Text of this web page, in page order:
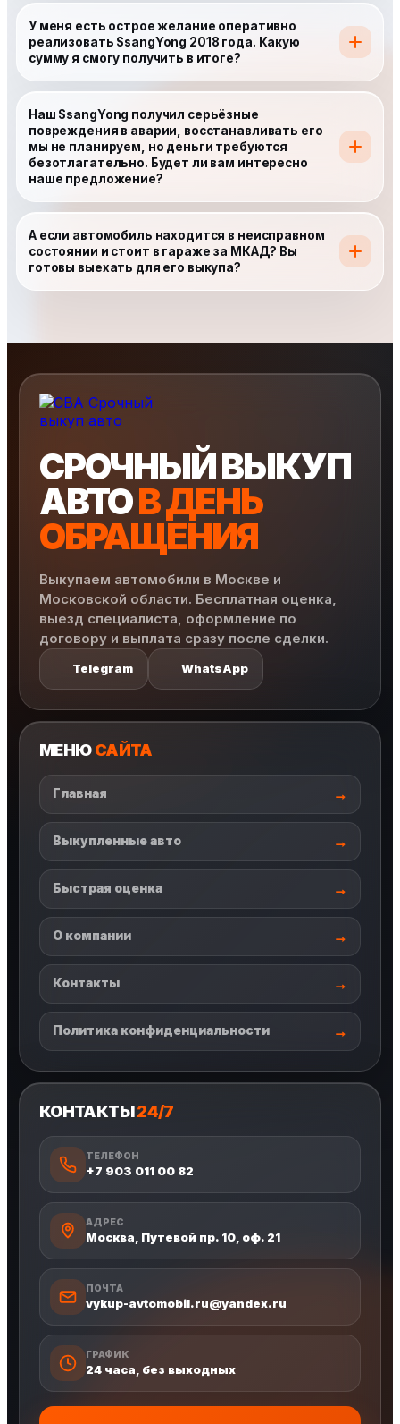
У меня есть острое желание оперативно
реализовать SsangYong 2018 года. Какую
сумму я смогу получить в итоге?
Наш SsangYong получил серьёзные
повреждения в аварии, восстанавливать его
мы не планируем, но деньги требуются
безотлагательно. Будет ли вам интересно
наше предложение?
А если автомобиль находится в неисправном
состоянии и стоит в гараже за МКАД? Вы
готовы выехать для его выкупа?
СРОЧНЫЙ ВЫКУП
АВТОВ ДЕНЬ
ОБРАЩЕНИЯ
Выкупаем автомобили в Москве и
Московской области. Бесплатная оценка,
выезд специалиста, оформление по
договору и выплата сразу после сделки.
Telegram WhatsApp
МЕНЮСАЙТА
Главная
Выкупленные авто
Быстрая оценка
О компании
Контакты
Политика конфиденциальности
КОНТАКТЫ24/7
ТЕЛЕФОН
+7 903 011 00 82
АДРЕС
Москва, Путевой пр. 10, оф. 21
ПОЧТА
vykup-avtomobil.ru@yandex.ru
ГРАФИК
24 часа, без выходных